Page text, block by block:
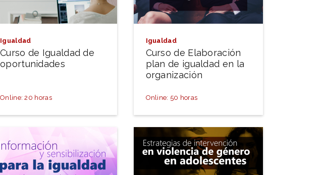
Igualdad
Curso de Igualdad de
oportunidades
Online: 20 horas
Igualdad
Curso de Elaboración
plan de igualdad en la
organización
Online: 50 horas